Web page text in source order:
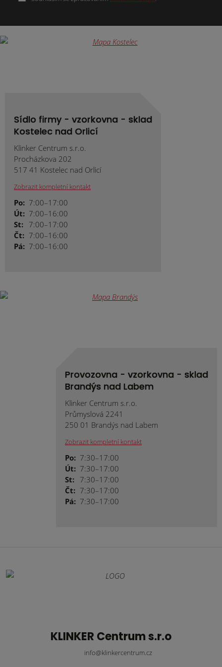
Sídlo firmy - vzorkovna - sklad
Kostelec nad Orlicí
Klinker Centrum s.r.o.
Procházkova 202
517 41 Kostelec nad Orlicí
Zobrazit kompletní kontakt
Po: 7:00–17:00
Út: 7:00–16:00
St: 7:00–17:00
Čt: 7:00–16:00
Pá: 7:00–16:00
Provozovna - vzorkovna - sklad
Brandýs nad Labem
Klinker Centrum s.r.o.
Průmyslová 2241
250 01 Brandýs nad Labem
Zobrazit kompletní kontakt
Po: 7:30–17:00
Út: 7:30–17:00
St: 7:30–17:00
Čt: 7:30–17:00
Pá: 7:30–17:00
KLINKER Centrum s.r.o
info@klinkercentrum.cz